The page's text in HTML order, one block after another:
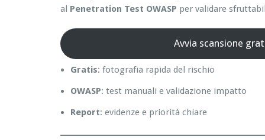
al Penetration Test OWASP per validare
Avvia scansione
Gratis: fotografia rapida del rischio
OWASP: test manuali e validazione impatto
Report: evidenze e priorità chiare